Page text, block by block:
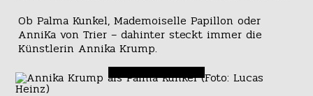
Ob Palma Kunkel, Mademoiselle Papillon oder
AnniKa von Trier – dahinter steckt immer die
Künstlerin Annika Krump.